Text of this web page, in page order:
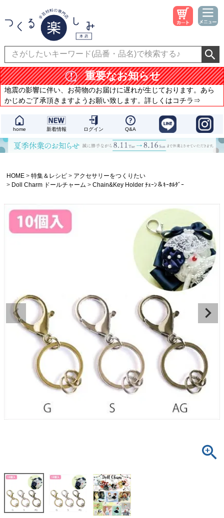
重要なお知らせ
地震の影響に伴い、お荷物のお届けに遅れが生じております。あら
かじめご了承頂きますようお願い致します。詳しくはコチラ⇒
home 新着情報 ログイン Q&A
HOME 特集＆レシピ
アクセサリーをつくりたい
Doll Charm ドールチャーム
Chain&Key Holder ﾁｪｰﾝ＆ｷｰﾎﾙﾀﾞｰ